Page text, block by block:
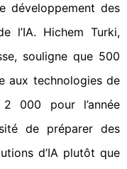
développement des
l’IA. Hichem Turki,
souligne que 500
aux technologies de
000 pour l’année
de préparer des
d’IA plutôt que